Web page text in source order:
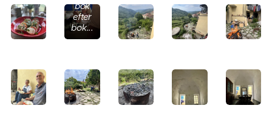
bok
efter
bok...